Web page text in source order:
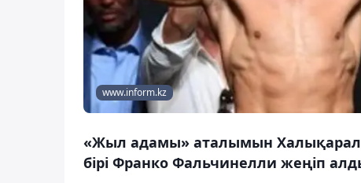
www.inform.kz
«Жыл адамы» аталымын
бірі Франко Фальчинелли жеңіп